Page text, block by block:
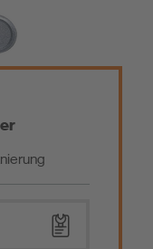
und Trennmittel